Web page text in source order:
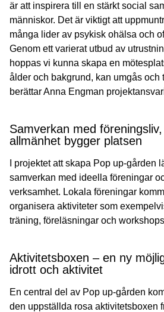
är att inspirera till en stärkt social
människor. Det är viktigt att
många lider av psykisk ohälsa och
Genom ett varierat utbud av
hoppas vi kunna skapa en
ålder och bakgrund, kan umgås och
berättar Anna Engman
Samverkan med
allmänhet bygger platsen
I projektet att skapa Pop up-gården
samverkan med ideella föreningar
verksamhet. Lokala föreningar
organisera aktiviteter som
träning, föreläsningar och
Aktivitetsboxen – en ny
idrott och aktivitet
En central del av Pop up-gården
den uppställda rosa aktivitetsboxen